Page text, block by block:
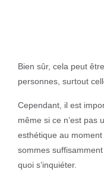
Bien sûr, cela peut
personnes, surtout
Cependant, il est
même si ce n’est pas
esthétique au
sommes
quoi s’inquiéter.